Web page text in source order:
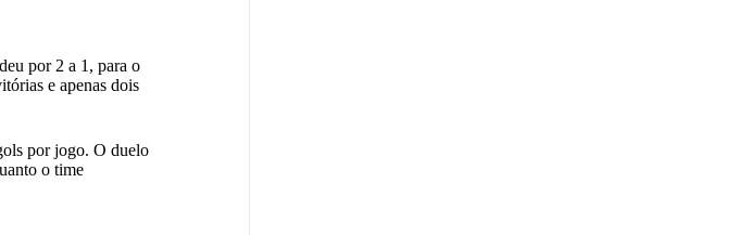
por 2 a 1, para o
e apenas dois
por jogo. O duelo
o time